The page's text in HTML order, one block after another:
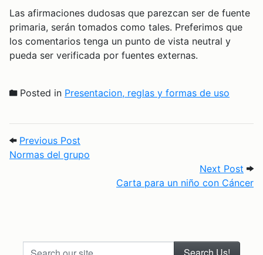
Las afirmaciones dudosas que parezcan ser de fuente
primaria, serán tomados como tales. Preferimos que
los comentarios tenga un punto de vista neutral y
pueda ser verificada por fuentes externas.
Posted in Presentacion, reglas y formas de uso
Post navigation
Previous Post
Normas del grupo
Next Post
Carta para un niño con Cáncer
Search our site...